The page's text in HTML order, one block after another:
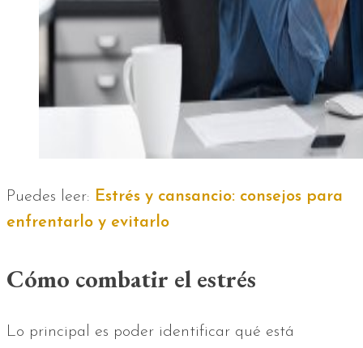
Puedes leer: Estrés y cansancio: consejos para
enfrentarlo y evitarlo
Cómo combatir el estrés
Lo principal es poder identificar qué está